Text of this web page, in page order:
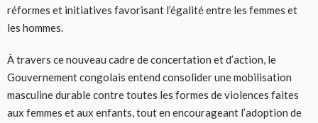
réformes et initiatives favorisant l’égalité entre les femmes et
les hommes.
À travers ce nouveau cadre de concertation et d’action, le
Gouvernement congolais entend consolider une mobilisation
masculine durable contre toutes les formes de violences faites
aux femmes et aux enfants, tout en encourageant l’adoption de